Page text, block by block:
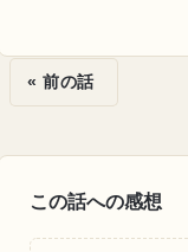
« 前の話
この話への感想